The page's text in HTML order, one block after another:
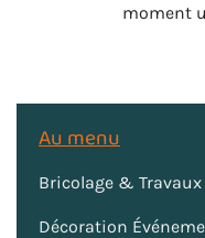
moment
Au menu
Bricolage & Travaux
Décoration